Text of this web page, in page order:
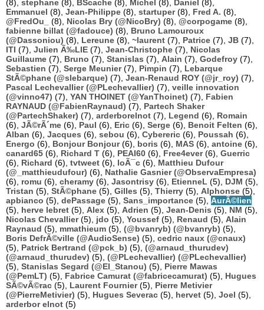
(8), stephane (8), BScache (8), Michel (8), Daniel (8),
Emmanuel (8), Jean-Philippe (8), startuper(8), Fred A. (8),
@FredOu_
(8), Nicolas Bry (@NicoBry) (8), @corpogame (8),
fabienne billat (@fadouce) (8), Bruno Lamouroux
(@Dassoniou) (8), Lereune (8), ~laurent (7), Patrice (7), JB (7),
ITI (7), Julien Ã‰LIE (7), Jean-Christophe (7), Nicolas
Guillaume (7), Bruno (7), Stanislas (7), Alain (7), Godefroy (7),
Sebastien (7), Serge Meunier(7), Pimpin (7), Lebarque
StÃ©phane (@slebarque) (7), Jean-Renaud ROY (@jr_roy) (7),
Pascal Lechevallier (@PLechevallier) (7), veille innovation
(@vinno47) (7), YAN THOINET (@YanThoinet) (7), Fabien
RAYNAUD (@FabienRaynaud) (7), Partech Shaker
(@PartechShaker) (7), arderborelnot (7), Legend (6), Romain
(6), JÃ©rÃ´me (6), Paul (6), Eric (6), Serge (6), Benoit Felten (6),
Alban (6), Jacques (6), sebou (6), Cybereric (6), Poussah (6),
Energo (6), Bonjour Bonjour(6), boris (6), MAS (6), antoine (6),
canard65 (6), Richard T (6), PEAI60 (6), Free4ever(6), Guerric
(6), Richard (6), tvtweet (6), loÃ¯c (6), Matthieu Dufour
(@_matthieudufour) (6), Nathalie Gasnier (@ObservaEmpresa)
(6), romu (6), cheramy (6), Jasontrisy (6), EtienneL (5), DJM (5),
Tristan (5), StÃ©phane (5), Gilles (5), Thierry (5), Alphonse (5),
apbianco (5), dePassage (5), Sans_importance (5), AurÃ©lien
(5), herve lebret (5), Alex (5), Adrien (5), Jean-Denis (5), NM (5),
Nicolas Chevallier(5), jdo (5), Youssef (5), Renaud (5), Alain
Raynaud (5), mmathieum (5), (@bvanryb) (@bvanryb) (5),
Boris DefrÃ©ville (@AudioSense) (5), cedric naux (@cnaux)
(5), Patrick Bertrand (@pck_b) (5), (@arnaud_thurudev)
(@arnaud_thurudev) (5), (@PLechevallier) (@PLechevallier)
(5), Stanislas Segard (@El_Stanou) (5), Pierre Mawas
(@PemLT) (5), Fabrice Camurat (@fabricecamurat) (5), Hugues
SÃ©vÃ©rac (5), Laurent Fournier(5), Pierre Metivier
(@PierreMetivier) (5), Hugues Severac (5), hervet (5), Joel (5),
arderbor elnot (5)